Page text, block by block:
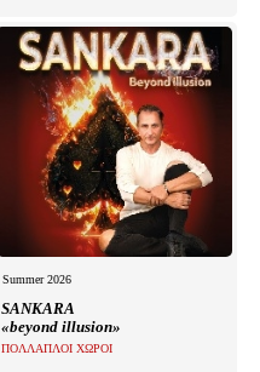
Summer 2026
SANKARA
«beyond illusion»
ΠΟΛΛΑΠΛΟΙ ΧΩΡΟΙ